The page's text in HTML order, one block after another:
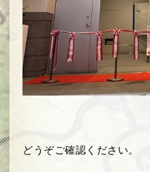
どうぞご確認ください。